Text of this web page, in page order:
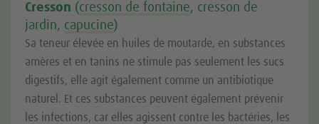
Cresson (cresson de fontaine, cresson de
jardin, capucine)
Sa teneur élevée en huiles de moutarde, en substances
amères et en tanins ne stimule pas seulement les sucs
digestifs, elle agit également comme un antibiotique
naturel. Et ces substances peuvent également prévenir
les infections, car elles agissent contre les bactéries, les